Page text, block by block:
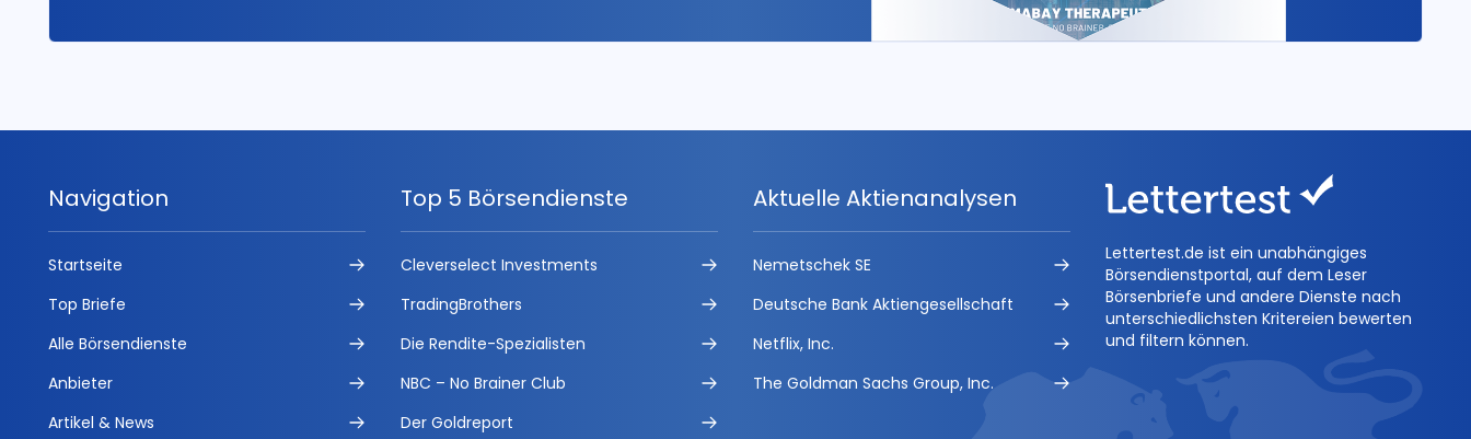
Navigation
Startseite
Top Briefe
Alle Börsendienste
Anbieter
Artikel & News
Top 5 Börsendienste
Cleverselect Investments
TradingBrothers
Die Rendite-Spezialisten
NBC – No Brainer Club
Der Goldreport
Aktuelle Aktienanalysen
Nemetschek SE
Deutsche Bank Aktiengesellschaft
Netflix, Inc.
The Goldman Sachs Group, Inc.
Lettertest.de ist ein unabhängiges
Börsendienstportal, auf dem Leser
Börsenbriefe und andere Dienste nach
unterschiedlichsten Kritereien bewerten
und filtern können.